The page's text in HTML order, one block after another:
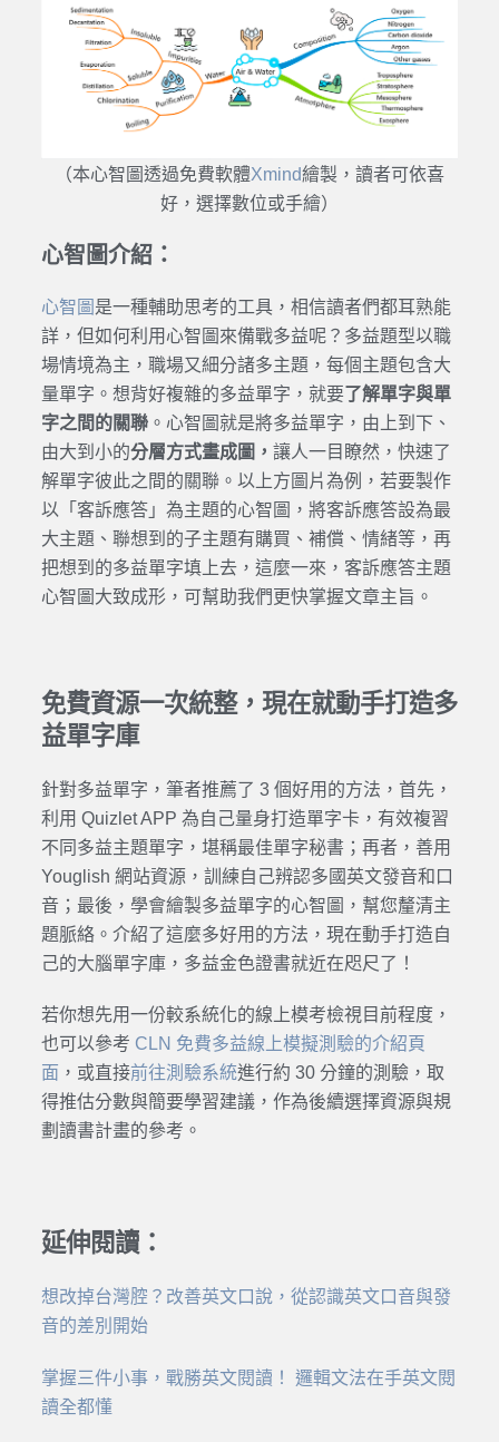
（本心智圖透過免費軟體Xmind繪製，讀者可依喜
好，選擇數位或手繪）
心智圖介紹：
心智圖 是一種輔助思考的工具，相信讀者們都耳熟能
詳，但如何利用心智圖來備戰多益呢？多益題型以職
場情境為主，職場又細分諸多主題，每個主題包含大
量單字。想背好複雜的多益單字，就要了解單字與單
字之間的關聯。心智圖就是將多益單字，由上到下、
由大到小的分層方式畫成圖， 讓人一目瞭然，快速了
解單字彼此之間的關聯。以上方圖片為例，若要製作
以「客訴應答」為主題的心智圖，將客訴應答設為最
大主題、聯想到的子主題有購買、補償、情緒等，再
把想到的多益單字填上去，這麼一來，客訴應答主題
心智圖大致成形，可幫助我們更快掌握文章主旨。
免費資源一次統整，現在就動手打造多
益單字庫
針對多益單字，筆者推薦了 3 個好用的方法，首先，
利用 Quizlet APP 為自己量身打造單字卡，有效複習
不同多益主題單字，堪稱最佳單字秘書；再者，善用
Youglish 網站資源，訓練自己辨認多國英文發音和口
音；最後，學會繪製多益單字的心智圖，幫您釐清主
題脈絡。介紹了這麼多好用的方法，現在動手打造自
己的大腦單字庫，多益金色證書就近在咫尺了！
若你想先用一份較系統化的線上模考檢視目前程度，
也可以參考 CLN 免費多益線上模擬測驗的介紹頁
面 ，或直接前往測驗系統進行約 30 分鐘的測驗，取
得推估分數與簡要學習建議，作為後續選擇資源與規
劃讀書計畫的參考。
延伸閱讀：
想改掉台灣腔？改善英文口說，從認識英文口音與發
音的差別開始
掌握三件小事，戰勝英文閱讀！ 邏輯文法在手英文閱
讀全都懂